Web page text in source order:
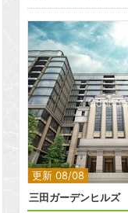
更新 08/08
三田ガーデンヒルズ